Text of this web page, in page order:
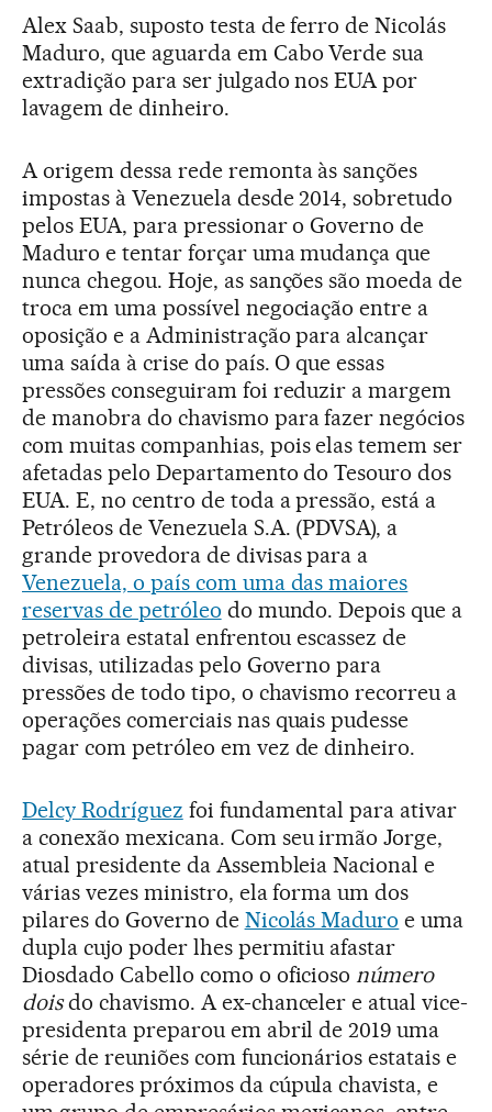
Alex Saab, suposto testa de ferro de Nicolás
Maduro, que aguarda em Cabo Verde sua
extradição para ser julgado nos EUA por
lavagem de dinheiro.
A origem dessa rede remonta às sanções
impostas à Venezuela desde 2014, sobretudo
pelos EUA, para pressionar o Governo de
Maduro e tentar forçar uma mudança que
nunca chegou. Hoje, as sanções são moeda de
troca em uma possível negociação entre a
oposição e a Administração para alcançar
uma saída à crise do país. O que essas
pressões conseguiram foi reduzir a margem
de manobra do chavismo para fazer negócios
com muitas companhias, pois elas temem ser
afetadas pelo Departamento do Tesouro dos
EUA. E, no centro de toda a pressão, está a
Petróleos de Venezuela S.A. (PDVSA), a
grande provedora de divisas para a
Venezuela, o país com uma das maiores
reservas de petróleo do mundo. Depois que a
petroleira estatal enfrentou escassez de
divisas, utilizadas pelo Governo para
pressões de todo tipo, o chavismo recorreu a
operações comerciais nas quais pudesse
pagar com petróleo em vez de dinheiro.
Delcy Rodríguez foi fundamental para ativar
a conexão mexicana. Com seu irmão Jorge,
atual presidente da Assembleia Nacional e
várias vezes ministro, ela forma um dos
pilares do Governo de Nicolás Maduro e uma
dupla cujo poder lhes permitiu afastar
Diosdado Cabello como o oficiosonúmero
doisdo chavismo. A ex-chanceler e atual vice-
presidenta preparou em abril de 2019 uma
série de reuniões com funcionários estatais e
operadores próximos da cúpula chavista, e